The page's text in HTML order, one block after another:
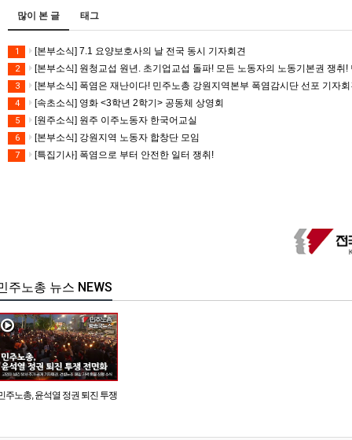
많이 본 글 태그
1 [본부소식] 7.1 요양보호사의 날 전국 동시 기자회견
2 [본부소식] 원청교섭 원년. 초기업교섭 돌파! 모든 노동자의 노동기본권 쟁취
3 [본부소식] 폭염은 재난이다! 민주노총 강원지역본부 폭염감시단 선포 기자
4 [속초소식] 영화 <3학년 2학기> 공동체 상영회
5 [원주소식] 원주 이주노동자 한국어교실
6 [본부소식] 강원지역 노동자 합창단 모임
7 [특집기사] 폭염으로 부터 안전한 일터 쟁취!
주노총 뉴스 NEWS
주노총, 윤석열 정권 퇴진 투쟁